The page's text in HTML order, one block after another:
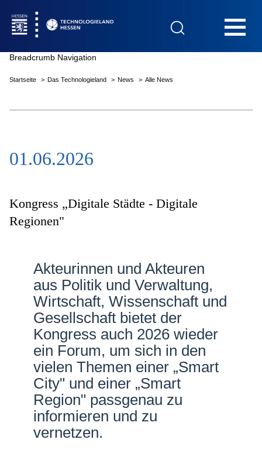
Das Technologieland
Innovationsfelder
Netzwerke
Breadcrumb Navigation
Startseite Das Technologieland News Alle News
01.06.2026
Kongress „Digitale Städte - Digitale
Regionen"
Akteurinnen und Akteuren
aus Politik und Verwaltung,
Wirtschaft, Wissenschaft und
Gesellschaft bietet der
Kongress auch 2026 wieder
ein Forum, um sich in den
vielen Themen einer „Smart
City" und einer „Smart
Region" passgenau zu
informieren und zu
vernetzen.